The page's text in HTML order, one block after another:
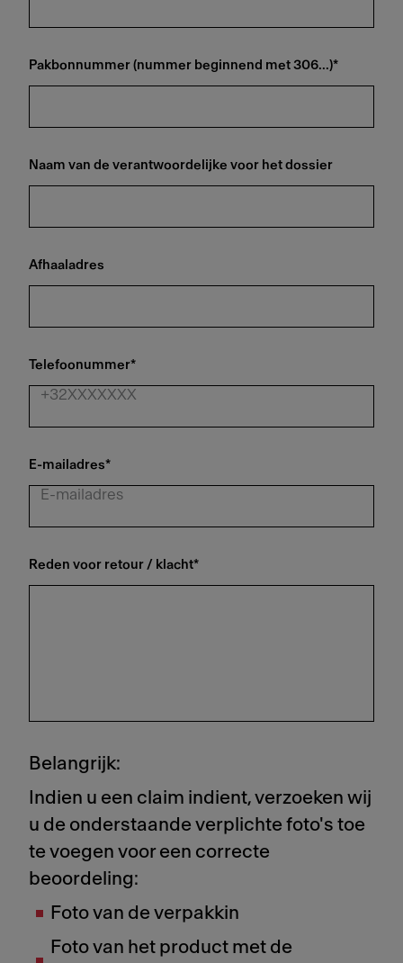
Pakbonnummer (nummer beginnend met 306...)*
Naam van de verantwoordelijke voor het dossier
Afhaaladres
Telefoonummer*
E-mailadres*
Reden voor retour / klacht*
Belangrijk:
Indien u een claim indient, verzoeken wij
u de onderstaande verplichte foto's toe
te voegen voor een correcte
beoordeling:
Foto van de verpakkin
Foto van het product met de